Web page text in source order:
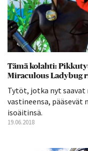
Tämä kolahti:
Miraculous Ladybug
Tytöt, jotka nyt saavat
vastineensa, pääsevät
isoäitinsä.
19.06.2018